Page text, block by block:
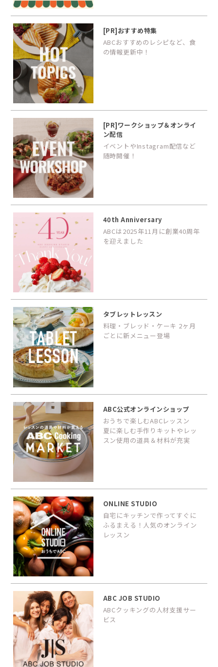
[PR]おすすめ特集
ABCおすすめのレシピなど、食
の情報更新中！
[PR]ワークショップ＆オンライ
ン配信
イベントやInstagram配信など
随時開催！
40th Anniversary
ABCは2025年11月に創業40周年
を迎えました
タブレットレッスン
料理・ブレッド・ケーキ 2ヶ月
ごとに新メニュー登場
ABC公式オンラインショップ
おうちで楽しむABCレッスン
夏に楽しむ手作りキットやレッ
スン使用の道具＆材料が充実
ONLINE STUDIO
自宅にキッチンで作ってすぐに
ふるまえる！人気のオンライン
レッスン
ABC JOB STUDIO
ABCクッキングの人材支援サー
ビス